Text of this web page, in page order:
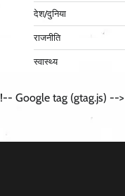
देश/दुनिया
राजनीति
स्वास्थ्य
!-- Google tag (gtag.js) -->